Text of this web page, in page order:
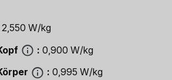
2,550 W/kg
0,900 W/kg
0,995 W/kg